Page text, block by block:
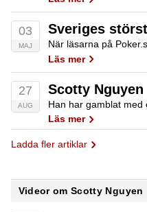
03
MAJ
Läs mer
27
AUG
Scotty
Läs mer
Ladda fler artiklar
Videor om Scotty Nguyen